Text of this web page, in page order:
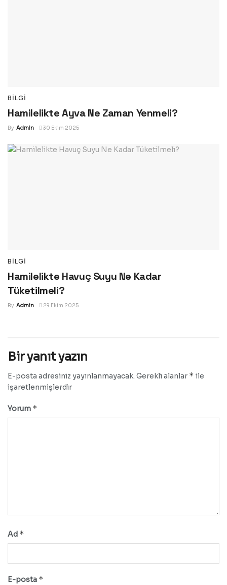
BILGI
Hamilelikte Ayva Ne Zaman Yenmeli?
By Admin 30 Ekim 2025
BILGI
Hamilelikte Havuç Suyu Ne Kadar
Tüketilmeli?
By Admin 29 Ekim 2025
Bir yanıt yazın
E-posta adresiniz yayınlanmayacak. Gerekli alanlar * ile
işaretlenmişlerdir
Yorum *
Ad *
E-posta *